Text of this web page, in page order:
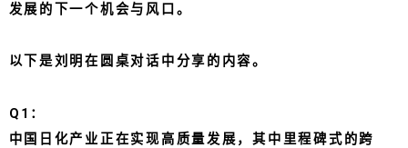
发展的下一个机会与风口。
以下是刘明在圆桌对话中分享的内容。
Q1：
中国日化产业正在实现高质量发展，其中里程碑式的跨